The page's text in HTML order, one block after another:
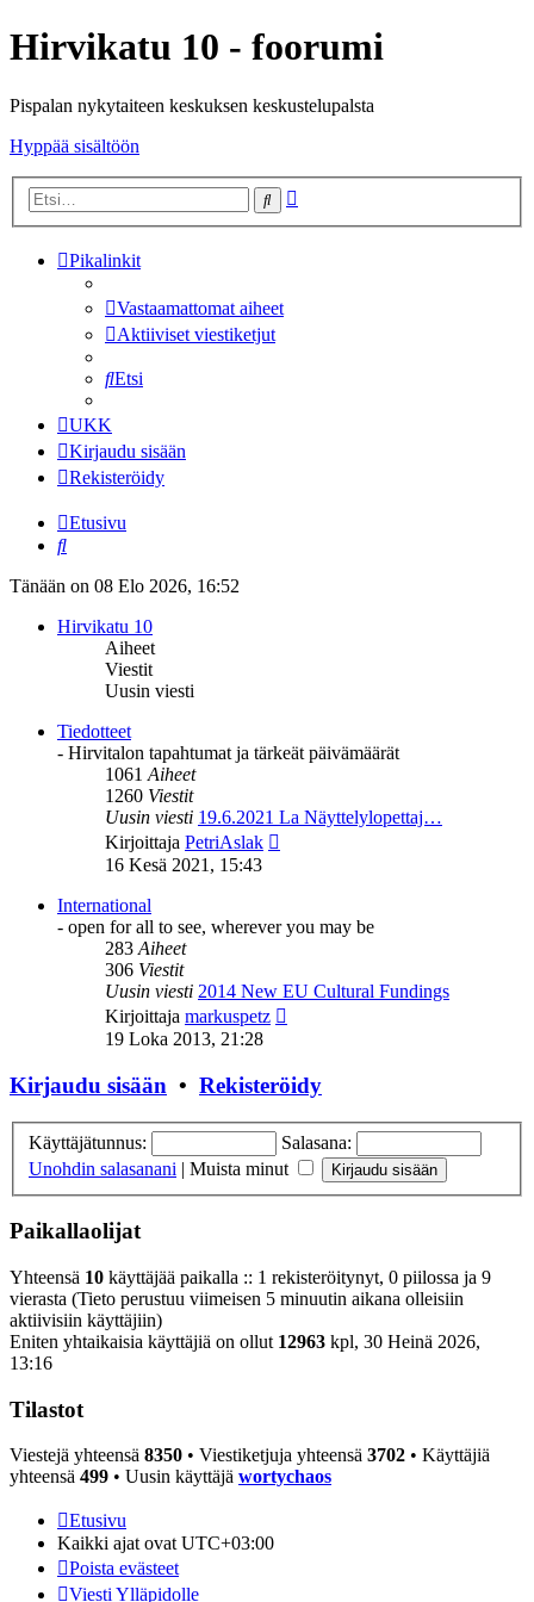
Hirvikatu 10 - foorumi
Pispalan nykytaiteen keskuksen keskustelupalsta
Hyppää sisältöön
Etsi
Pikalinkit
Vastaamattomat aiheet
Aktiiviset viestiketjut
Etsi
UKK
Kirjaudu sisään
Rekisteröidy
Etusivu
Etsi
Tänään on 08 Elo 2026, 16:52
Hirvikatu 10
Aiheet
Viestit
Uusin viesti
Tiedotteet
- Hirvitalon tapahtumat ja tärkeät päivämäärät
1061Aiheet
1260 Viestit
Uusin viesti 19.6.2021 La Näyttelylopettaj…
Kirjoittaja PetriAslak
16 Kesä 2021, 15:43
International
- open for all to see, wherever you may be
283Aiheet
306 Viestit
Uusin viesti 2014 New EU Cultural Fundings
Kirjoittaja markuspetz
19 Loka 2013, 21:28
Kirjaudu sisään • Rekisteröidy
Käyttäjätunnus:
Salasana:
Unohdin salasanani | Muista minut
Paikallaolijat
Yhteensä 10 käyttäjää paikalla :: 1 rekisteröitynyt, 0 piilossa ja 9
vierasta (Tieto perustuu viimeisen 5 minuutin aikana olleisiin
aktiivisiin käyttäjiin)
Eniten yhtaikaisia käyttäjiä on ollut 12963 kpl, 30 Heinä 2026,
13:16
Tilastot
Viestejä yhteensä 8350 • Viestiketjuja yhteensä 3702 • Käyttäjiä
yhteensä 499 • Uusin käyttäjä wortychaos
Etusivu
Kaikki ajat ovat UTC+03:00
Poista evästeet
Viesti Ylläpidolle